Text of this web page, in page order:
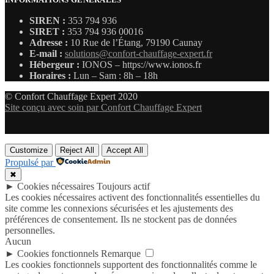
SIREN : 353 794 936
SIRET : 353 794 936 00016
Adresse : 10 Rue de l’Étang, 79190 Caunay
E-mail : solutions@confort-chauffage-expert.fr
Hébergeur : IONOS – https://www.ionos.fr
Horaires : Lun – Sam : 8h – 18h
© Confort Chauffage Expert 2020
Site conçu avec soin par Confort Chauffage Expert
Customize Reject All Accept All
Propulsé par
✖
► Cookies nécessaires Toujours actif
Les cookies nécessaires activent des fonctionnalités essentielles du
site comme les connexions sécurisées et les ajustements des
préférences de consentement. Ils ne stockent pas de données
personnelles.
Aucun
► Cookies fonctionnels Remarque
Les cookies fonctionnels supportent des fonctionnalités comme le